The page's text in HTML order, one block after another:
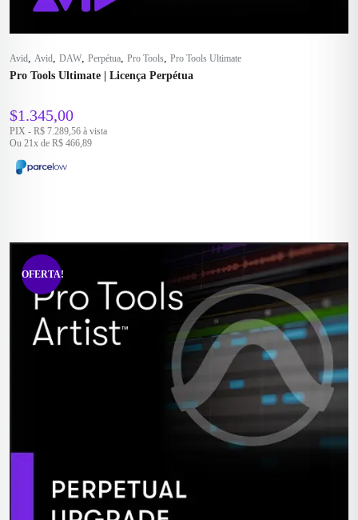
Avid, Avid, DAW, Perpétua, Pro Tools, Pro Tools Ultimate
Pro Tools Ultimate | Licença Perpétua
$1.345,00
PIX - R$ 7.289,56 à vista
Ou 21x de R$ 466,89
OFERTA!